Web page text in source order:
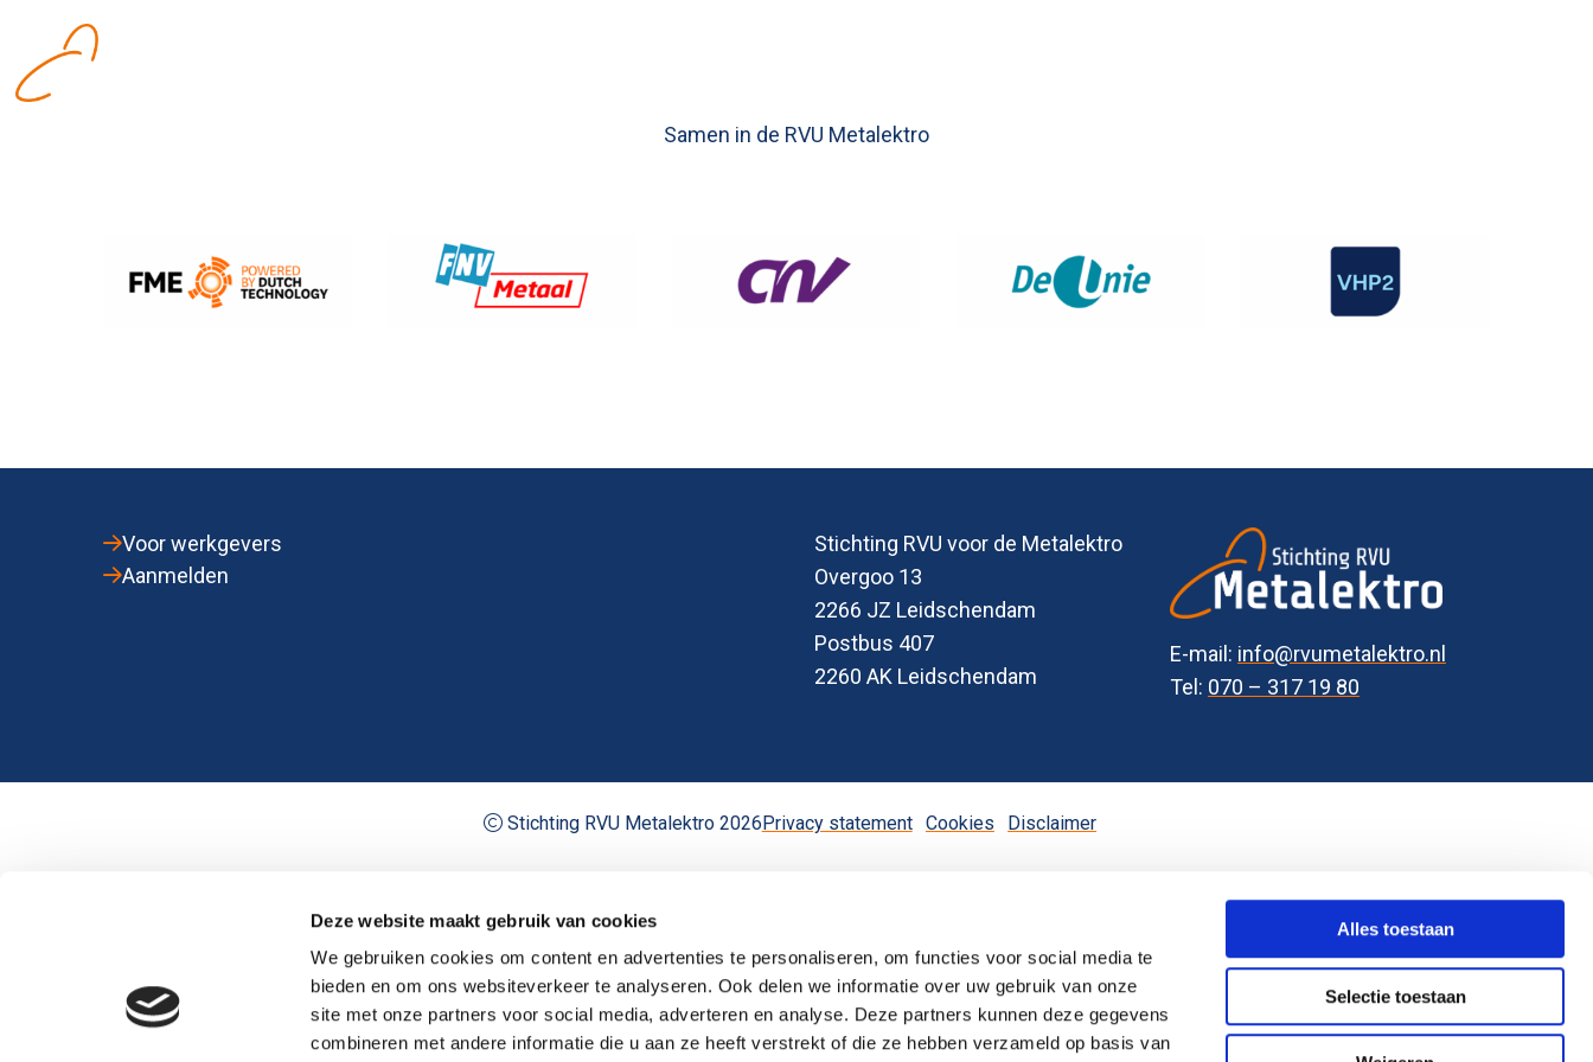
Deze website maakt gebruik van cookies
We gebruiken cookies om content en advertenties te personaliseren, om functies voor social media te
bieden en om ons websiteverkeer te analyseren. Ook delen we informatie over uw gebruik van onze
site met onze partners voor social media, adverteren en analyse. Deze partners kunnen deze gegevens
combineren met andere informatie die u aan ze heeft verstrekt of die ze hebben verzameld op basis van
Alles toestaan
Selectie toestaan
Samen in de RVU Metalektro
Voor werkgevers
Aanmelden
Stichting RVU voor de Metalektro
Overgoo 13
2266 JZ Leidschendam
Postbus 407
2260 AK Leidschendam
E-mail: info@rvumetalektro.nl
Tel: 070 – 317 19 80
Stichting RVU Metalektro 2026Privacy statement Cookies Disclaimer